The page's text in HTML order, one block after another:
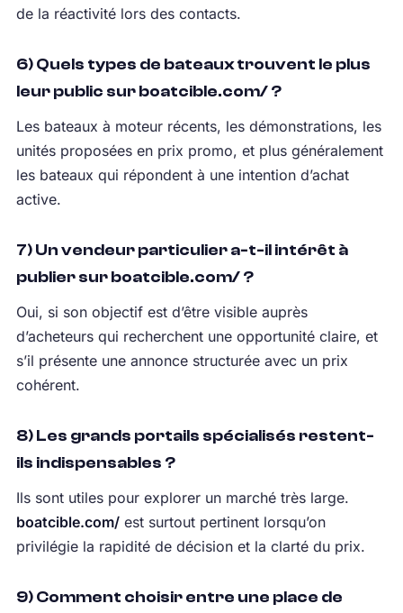
de la réactivité lors des contacts.
6) Quels types de bateaux trouvent le plus
leur public sur boatcible.com/ ?
Les bateaux à moteur récents, les démonstrations, les
unités proposées en prix promo, et plus généralement
les bateaux qui répondent à une intention d’achat
active.
7) Un vendeur particulier a-t-il intérêt à
publier sur boatcible.com/ ?
Oui, si son objectif est d’être visible auprès
d’acheteurs qui recherchent une opportunité claire, et
s’il présente une annonce structurée avec un prix
cohérent.
8) Les grands portails spécialisés restent-
ils indispensables ?
Ils sont utiles pour explorer un marché très large.
boatcible.com/est surtout pertinent lorsqu’on
privilégie la rapidité de décision et la clarté du prix.
9) Comment choisir entre une place de